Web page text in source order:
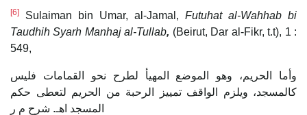
[6] Sulaiman bin Umar, al-Jamal, Futuhat al-Wahhab bi
Taudhih Syarh Manhaj al-Tullab, (Beirut, Dar al-Fikr, t.t), 1 :
549,
وأما الحريم، وهو الموضع المهيأ لطرح نحو القمامات فليس
كالمسجد، ويلزم الواقف تمييز الرحبة من الحريم لتعطى حكم
المسجد اهـ. شرح م ر